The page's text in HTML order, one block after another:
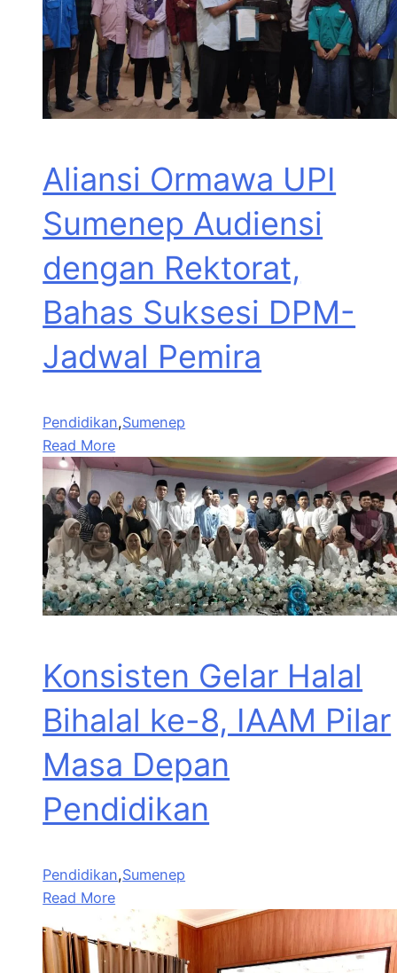
Aliansi Ormawa UPI
Sumenep Audiensi
dengan Rektorat,
Bahas Suksesi DPM-
Jadwal Pemira
Pendidikan,Sumenep
Read More
Konsisten Gelar Halal
Bihalal ke-8, IAAM Pilar
Masa Depan
Pendidikan
Pendidikan,Sumenep
Read More